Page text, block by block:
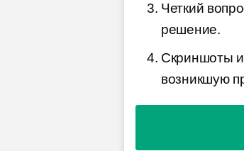
Четкий
решение.
Скриншоты
возникшую